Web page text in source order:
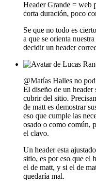
Header Grande = web
corta duración, poco
Se que no todo es
a que se orienta
decidir un header
@Matías Halles no
El diseño de un header
cubrir del sitio.
de matt es demostrar
eso que cumple las
osado o como común,
el clavo.
Un header esta
sitio, es por eso que el
el de matt, y si el de
quedaría mal.